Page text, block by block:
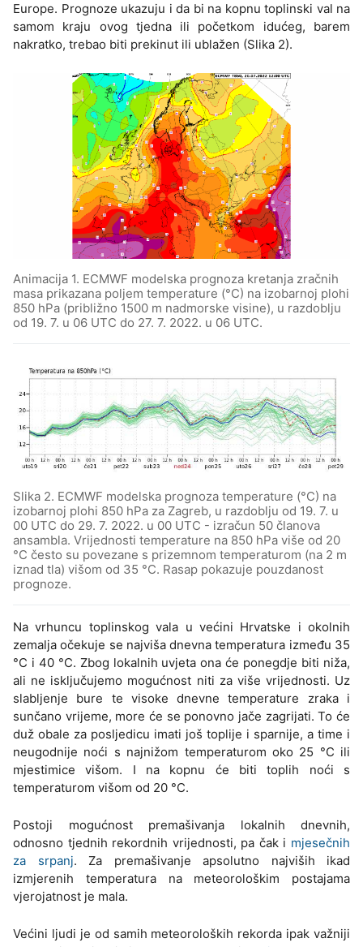
Europe. Prognoze ukazuju i da bi na kopnu toplinski val na
samom kraju ovog tjedna ili početkom idućeg, barem
nakratko, trebao biti prekinut ili ublažen (Slika 2).
Animacija 1. ECMWF modelska prognoza kretanja zračnih
masa prikazana poljem temperature (°C) na izobarnoj plohi
850 hPa (približno 1500 m nadmorske visine), u razdoblju
od 19. 7. u 06 UTC do 27. 7. 2022. u 06 UTC.
Slika 2. ECMWF modelska prognoza temperature (°C) na
izobarnoj plohi 850 hPa za Zagreb, u razdoblju od 19. 7. u
00 UTC do 29. 7. 2022. u 00 UTC - izračun 50 članova
ansambla. Vrijednosti temperature na 850 hPa više od 20
°C često su povezane s prizemnom temperaturom (na 2 m
iznad tla) višom od 35 °C. Rasap pokazuje pouzdanost
prognoze.
Na vrhuncu toplinskog vala u većini Hrvatske i okolnih
zemalja očekuje se najviša dnevna temperatura između 35
°C i 40 °C. Zbog lokalnih uvjeta ona će ponegdje biti niža,
ali ne isključujemo mogućnost niti za više vrijednosti. Uz
slabljenje bure te visoke dnevne temperature zraka i
sunčano vrijeme, more će se ponovno jače zagrijati. To će
duž obale za posljedicu imati još toplije i sparnije, a time i
neugodnije noći s najnižom temperaturom oko 25 °C ili
mjestimice višom. I na kopnu će biti toplih noći s
temperaturom višom od 20 °C.
Postoji mogućnost premašivanja lokalnih dnevnih,
odnosno tjednih rekordnih vrijednosti, pa čak i mjesečnih
za srpanj. Za premašivanje apsolutno najviših ikad
izmjerenih temperatura na meteorološkim postajama
vjerojatnost je mala.
Većini ljudi je od samih meteoroloških rekorda ipak važniji